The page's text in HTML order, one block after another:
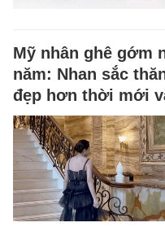
Mỹ nhân ghê gớm
năm: Nhan sắc
đẹp hơn thời mới